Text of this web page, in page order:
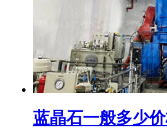
蓝晶石一般多少